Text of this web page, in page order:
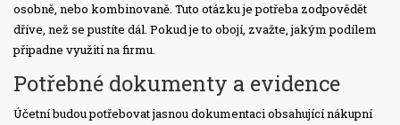
osobně, nebo kombinovaně. Tuto otázku je potřeba zodpovědět
dříve, než se pustíte dál. Pokud je to obojí, zvažte, jakým podílem
připadne využití na firmu.
Potřebné dokumenty a evidence
Účetní budou potřebovat jasnou dokumentaci obsahující nákupní